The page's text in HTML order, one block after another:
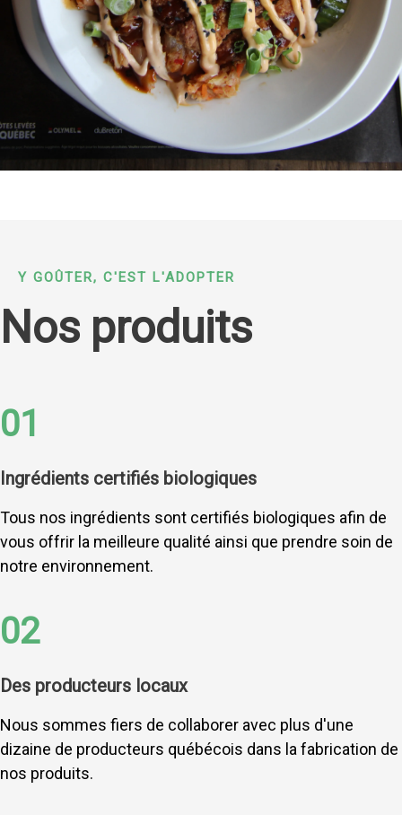
Y GOÛTER, C'EST L'ADOPTER
Nos produits
01
Ingrédients certifiés biologiques
Tous nos ingrédients sont certifiés biologiques afin de
vous offrir la meilleure qualité ainsi que prendre soin de
notre environnement.
02
Des producteurs locaux
Nous sommes fiers de collaborer avec plus d'une
dizaine de producteurs québécois dans la fabrication de
nos produits.